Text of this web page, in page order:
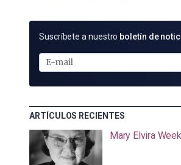
SUSCRÍBETE
E-
MAIL
Suscríbete a nuestro boletín de
ARTÍCULOS RECIENTES
Mary Elvira